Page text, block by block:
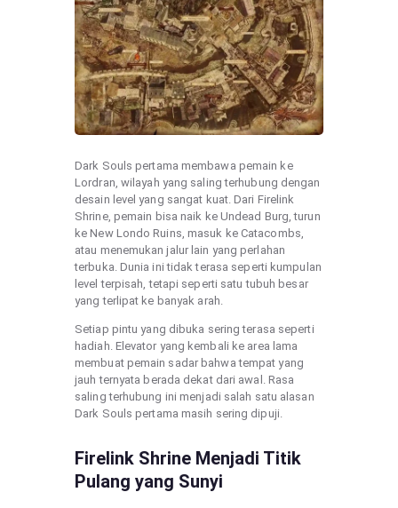
Dark Souls pertama membawa pemain ke
Lordran, wilayah yang saling terhubung dengan
desain level yang sangat kuat. Dari Firelink
Shrine, pemain bisa naik ke Undead Burg, turun
ke New Londo Ruins, masuk ke Catacombs,
atau menemukan jalur lain yang perlahan
terbuka. Dunia ini tidak terasa seperti kumpulan
level terpisah, tetapi seperti satu tubuh besar
yang terlipat ke banyak arah.
Setiap pintu yang dibuka sering terasa seperti
hadiah. Elevator yang kembali ke area lama
membuat pemain sadar bahwa tempat yang
jauh ternyata berada dekat dari awal. Rasa
saling terhubung ini menjadi salah satu alasan
Dark Souls pertama masih sering dipuji.
Firelink Shrine Menjadi Titik
Pulang yang Sunyi